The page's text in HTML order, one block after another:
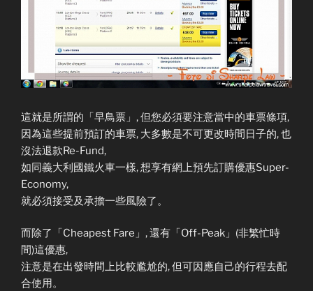
這就是所謂的「早鳥票」, 但您必須要注意當中的車票條項,
因為這些提前預訂的車票, 大多數是不可更改時間日子的, 也
沒法退款Re-Fund,
如同義大利國鐵火車一樣, 想享有網上預先訂購優惠Super-
Economy,
就必須接受及承擔一些風險了。
而除了「Cheapest Fare」, 還有「Off-Peak」(非繁忙時
間)這優惠,
注意是在出發時間上比較尷尬的, 但可因應自己的行程去配
合使用。